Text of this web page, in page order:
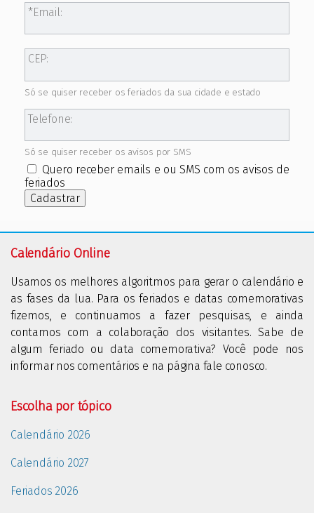
Email:
CEP:
Só se quiser receber os feriados da sua cidade e estado
Telefone:
Só se quiser receber os avisos por SMS
Quero receber emails e ou SMS com os avisos de
feriados
Cadastrar
Calendário Online
Usamos os melhores algoritmos para gerar o calendário e
as fases da lua. Para os feriados e datas comemorativas
fizemos, e continuamos a fazer pesquisas, e ainda
contamos com a colaboração dos visitantes. Sabe de
algum feriado ou data comemorativa? Você pode nos
informar nos comentários e na página fale conosco.
Escolha por tópico
Calendário 2026
Calendário 2027
Feriados 2026